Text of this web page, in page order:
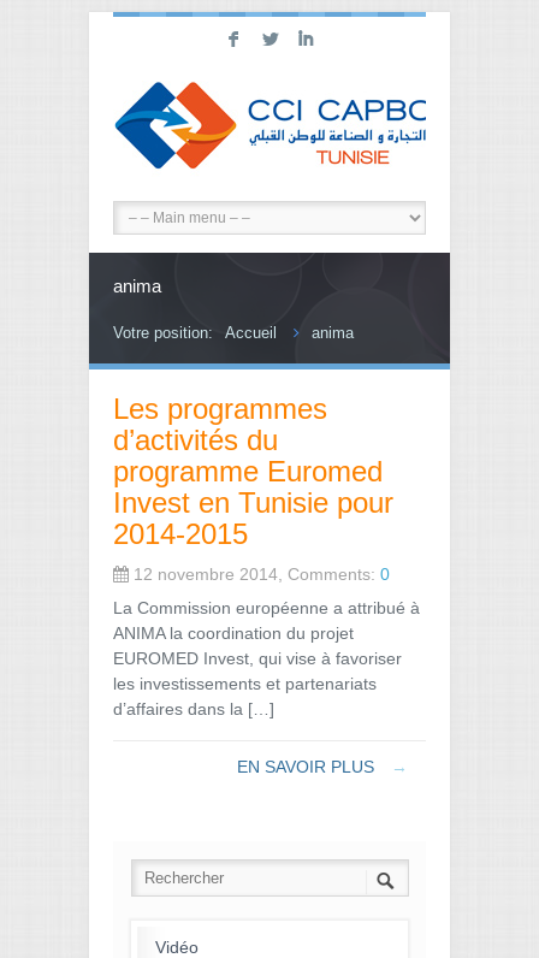
F L I
anima
Votre position: Accueil anima
Les programmes
d’activités du
programme Euromed
Invest en Tunisie pour
2014-2015
12 novembre 2014, Comments: 0
La Commission européenne a attribué à
ANIMA la coordination du projet
EUROMED Invest, qui vise à favoriser
les investissements et partenariats
d’affaires dans la […]
EN SAVOIR PLUS →
Vidéo